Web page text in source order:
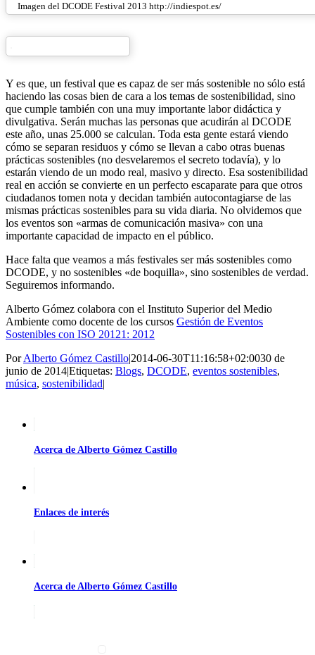
Imagen del DCODE Festival 2013 http://indiespot.es/
Y es que, un festival que es capaz de ser más sostenible no sólo está
haciendo las cosas bien de cara a los temas de sostenibilidad, sino
que cumple también con una muy importante labor didáctica y
divulgativa. Serán muchas las personas que acudirán al DCODE
este año, unas 25.000 se calculan. Toda esta gente estará viendo
cómo se separan residuos y cómo se llevan a cabo otras buenas
prácticas sostenibles (no desvelaremos el secreto todavía), y lo
estarán viendo de un modo real, masivo y directo. Esa sostenibilidad
real en acción se convierte en un perfecto escaparate para que otros
ciudadanos tomen nota y decidan también autocontagiarse de las
mismas prácticas sostenibles para su vida diaria. No olvidemos que
los eventos son «armas de comunicación masiva» con una
importante capacidad de impacto en el público.
Hace falta que veamos a más festivales ser más sostenibles como
DCODE, y no sostenibles «de boquilla», sino sostenibles de verdad.
Seguiremos informando.
Alberto Gómez colabora con el Instituto Superior del Medio
Ambiente como docente de los cursos Gestión de Eventos
Sostenibles con ISO 20121: 2012
PorAlberto Gómez Castillo|2014-06-30T11:16:58+02:0030 de
junio de 2014|Etiquetas: Blogs, DCODE, eventos sostenibles,
música, sostenibilidad|
Acerca de Alberto Gómez Castillo
Enlaces de interés
Acerca de Alberto Gómez Castillo